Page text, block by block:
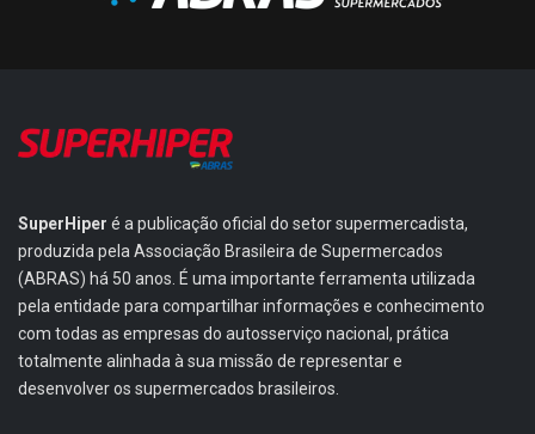
SuperHiper é a publicação oficial do setor supermercadista,
produzida pela Associação Brasileira de Supermercados
(ABRAS) há 50 anos. É uma importante ferramenta utilizada
pela entidade para compartilhar informações e conhecimento
com todas as empresas do autosserviço nacional, prática
totalmente alinhada à sua missão de representar e
desenvolver os supermercados brasileiros.